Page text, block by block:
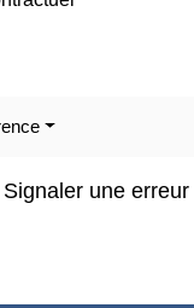
Signaler une